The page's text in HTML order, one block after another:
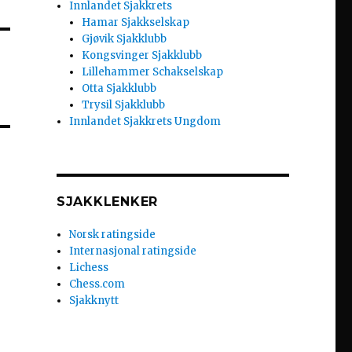
Innlandet Sjakkrets
Hamar Sjakkselskap
Gjøvik Sjakklubb
Kongsvinger Sjakklubb
Lillehammer Schakselskap
Otta Sjakklubb
Trysil Sjakklubb
Innlandet Sjakkrets Ungdom
SJAKKLENKER
Norsk ratingside
Internasjonal ratingside
Lichess
Chess.com
Sjakknytt